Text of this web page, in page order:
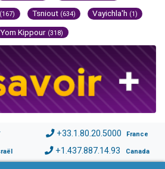
(167) Tsniout (634) Vayichla'h (1)
Yom Kippour (318)
+33.1.80.20.5000 France
+1.437.887.14.93 Canada